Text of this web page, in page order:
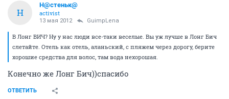
Н
Н@стеньк@
activist
13 мая 2012 GuimpLena
В Лонг ВИЧ? Ну у нас люди все-таки веселые. Вы уж лучше в Лонг Бич
слетайте. Отель как отель, аланьский, с пляжем через дорогу, берите
хорошие средства для волос, там вода нехорошая.
Конечно же Лонг Бич))спасибо
ОТВЕТИТЬ